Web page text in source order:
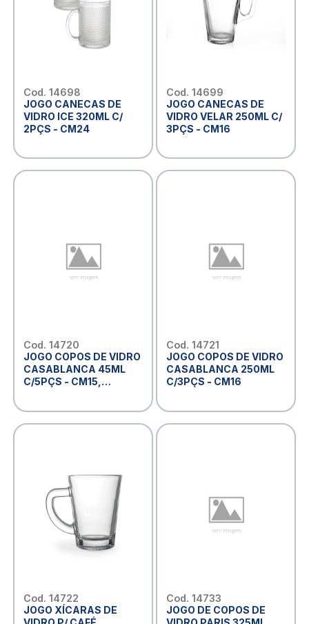
Cod. 14698
JOGO CANECAS DE
VIDRO ICE 320ML C/
2PÇS - CM24
Cod. 14699
JOGO CANECAS DE
VIDRO VELAR 250ML C/
3PÇS - CM16
Cod. 14720
JOGO COPOS DE VIDRO
CASABLANCA 45ML
C/5PÇS - CM15,
Cod. 14721
JOGO COPOS DE VIDRO
CASABLANCA 250ML
C/3PÇS - CM16
Cod. 14722
JOGO XÍCARAS DE
Cod. 14733
JOGO DE COPOS DE